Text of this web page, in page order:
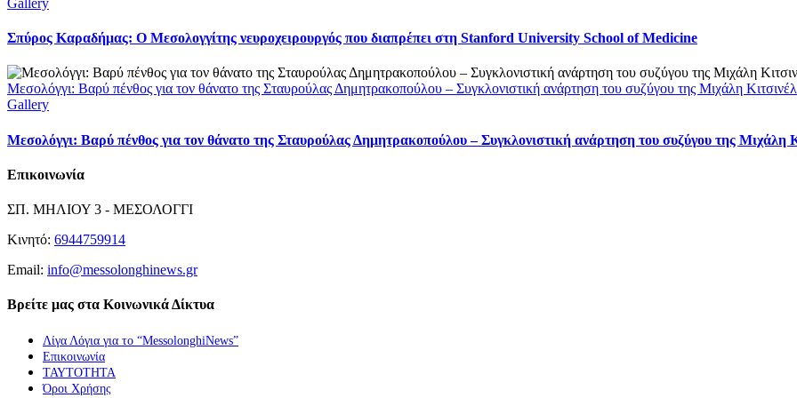
Σπύρος Καραδήμας: Ο Μεσολογγίτης νευροχειρουργός που διαπρέπει στη Stanford University School of Medicine
Μεσολόγγι: Βαρύ πένθος για τον θάνατο της Σταυρούλας Δημητρακοπούλου – Συγκλονιστική ανάρτηση του συζύγου της Μιχάλη
Gallery
Μεσολόγγι: Βαρύ πένθος για τον θάνατο της Σταυρούλας Δημητρακοπούλου – Συγκλονιστική ανάρτηση του συζύγου της Μιχάλη
Επικοινωνία
ΣΠ. ΜΗΛΙΟΥ 3 - ΜΕΣΟΛΟΓΓΙ
Κινητό: 6944759914
Email: info@messolonghinews.gr
Βρείτε μας στα Κοινωνικά Δίκτυα
Λίγα Λόγια για το “MessolonghiNews”
Επικοινωνία
ΤΑΥΤΟΤΗΤΑ
Όροι Χρήσης